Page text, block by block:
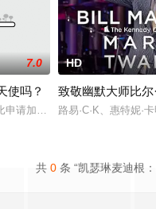
他是一个名为法院的秘密组织
峰对决！而此时的功夫女足
7.0
使吗？
申请加入一项帮助边缘人群的
HD
致敬幽默大师比尔
路易·C·K、惠特妮·
共 0 条 “凯瑟琳麦迪根